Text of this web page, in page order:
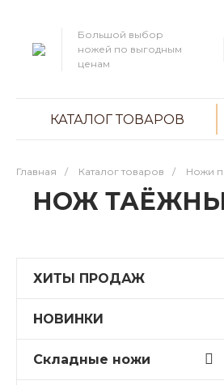
Большой выбор
ножей по выгодным
ценам
КАТАЛОГ ТОВАРОВ
Главная / Каталог товаров / Ножи
НОЖ
ХИТЫ ПРОДАЖ
НОВИНКИ
Складные ножи